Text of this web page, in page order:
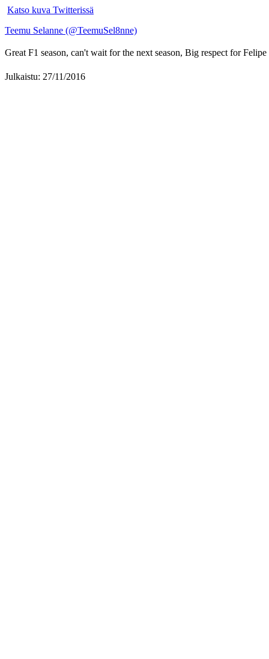
Katso kuva Twitterissä
Teemu Selanne (@TeemuSel8nne)
Great F1 season, can't wait for the next season, Big respect for
Julkaistu: 27/11/2016